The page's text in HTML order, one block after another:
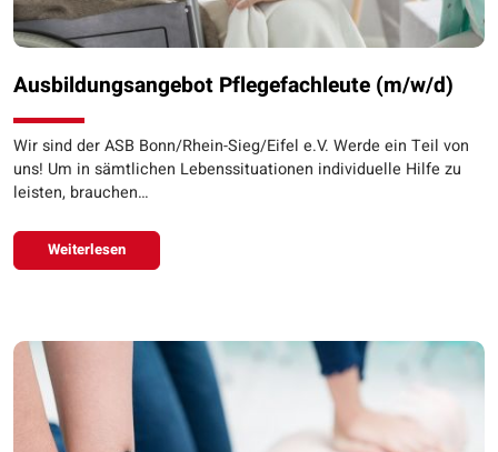
Ausbildungsangebot Pflegefachleute (m/w/d)
Wir sind der ASB Bonn/Rhein-Sieg/Eifel e.V. Werde ein Teil von
uns! Um in sämtlichen Lebenssituationen individuelle Hilfe zu
leisten, brauchen…
Weiterlesen